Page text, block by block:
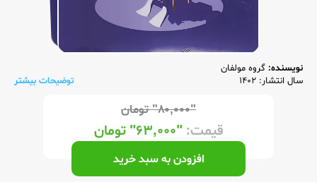
نویسنده: گروه مولفان
سال انتشار: 1402
توضیحات بیشتر
"۸۰,۰۰۰" تومان
قیمت:"۶۳,۰۰۰" تومان
افزودن به سبد خرید